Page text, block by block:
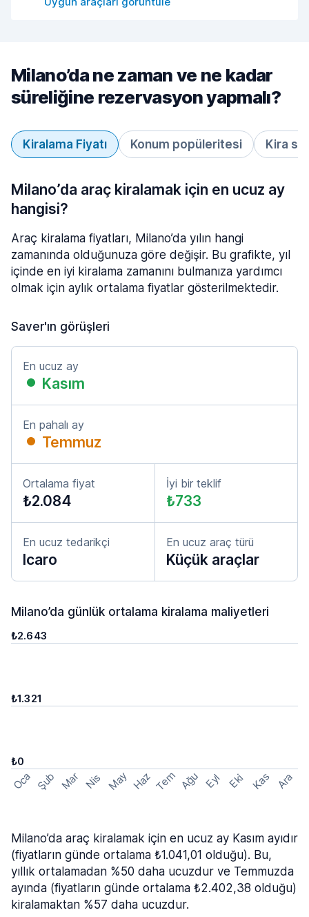
Milano’da ne zaman ve ne kadar
süreliğine rezervasyon yapmalı?
Kiralama Fiyatı Konum popüleritesi Kira
Milano’da araç kiralamak için en ucuz ay
hangisi?
Araç kiralama fiyatları, Milano’da yılın hangi
zamanında olduğunuza göre değişir. Bu grafikte, yıl
içinde en iyi kiralama zamanını bulmanıza yardımcı
olmak için aylık ortalama fiyatlar gösterilmektedir.
Saver'ın görüşleri
En ucuz ay
Kasım
En pahalı ay
Temmuz
Ortalama fiyat
₺2.084
İyi bir teklif
₺733
En ucuz tedarikçi
Icaro
En ucuz araç türü
Küçük araçlar
Milano’da günlük ortalama kiralama maliyetleri
₺2.643
₺1.321
₺0
Oca Şub Mar Nis May Haz Tem Ağu Eyl Eki Kas Ara
Milano’da araç kiralamak için en ucuz ay Kasım ayıdır
(fiyatların günde ortalama ₺1.041,01 olduğu). Bu,
yıllık ortalamadan %50 daha ucuzdur ve Temmuzda
ayında (fiyatların günde ortalama ₺2.402,38 olduğu)
kiralamaktan %57 daha ucuzdur.